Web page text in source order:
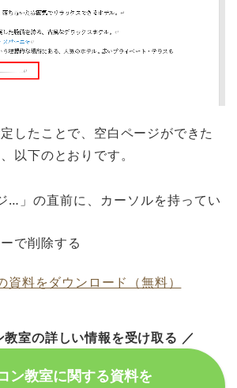
したことで、空白ページができた
以下のとおりです。
…」の直前に、カーソルを持ってい
で削除する
資料をダウンロード（無料）
室の詳しい情報を受け取る ／
ン教室に関する資料を